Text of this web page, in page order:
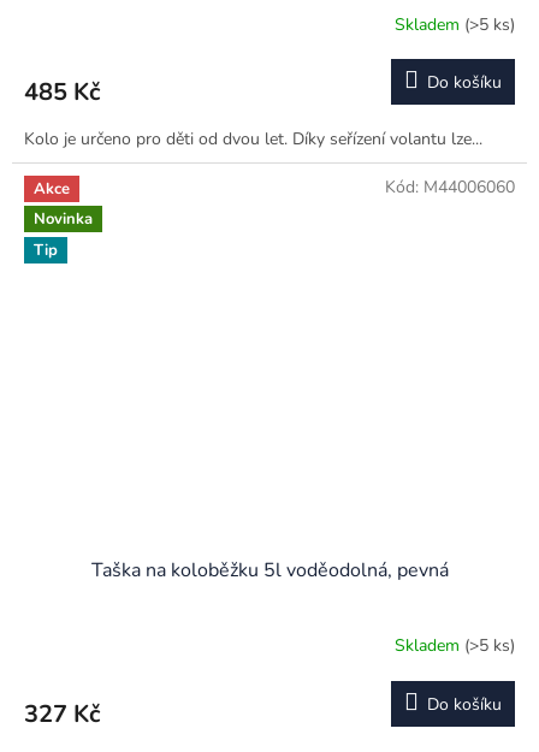
Skladem (>5 ks)
485 Kč Do košíku
Kolo je určeno pro děti od dvou let. Díky seřízení volantu lze...
Akce
Novinka
Tip
Taška na koloběžku 5l voděodolná, pevná
Skladem (>5 ks)
327 Kč Do košíku
Kód: M44006060